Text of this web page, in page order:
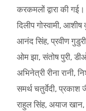
करकमलों द्वारा की
दिलीप गोस्वामी,
आनंद सिंह, प्रवीण
ओम झा, संतोष पुरी,
अभिनेत्री रीना रानी,
समर्थ चतुर्वेदी, प्रकाश
राहुल सिंह, अयाज खान,